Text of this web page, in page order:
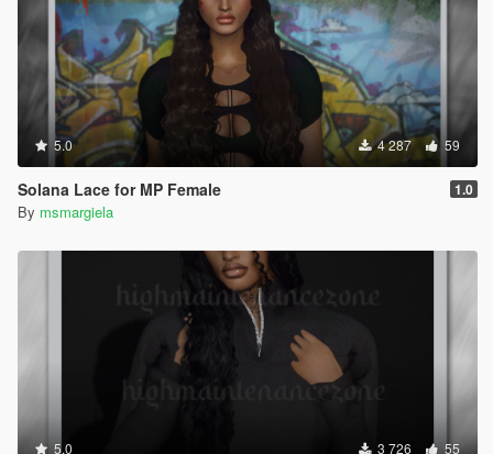
5.0 4 287 59
Solana Lace for MP Female 1.0
By msmargiela
5.0 3 726 55